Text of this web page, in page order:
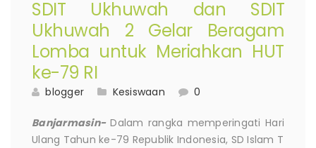
SDIT Ukhuwah dan SDIT
Ukhuwah 2 Gelar Beragam
Lomba untuk Meriahkan HUT
ke-79 RI
blogger Kesiswaan 0
Banjarmasin-Dalam rangka memperingati Hari
Ulang Tahun ke-79 Republik Indonesia, SD Islam T